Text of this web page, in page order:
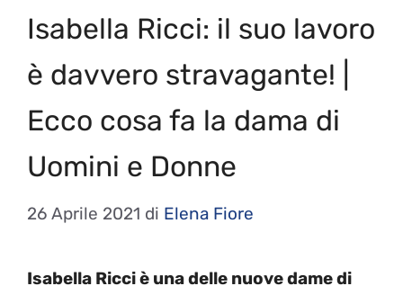
Isabella Ricci: il suo lavoro
è davvero stravagante! |
Ecco cosa fa la dama di
Uomini e Donne
26 Aprile 2021 di Elena Fiore
Isabella Ricci è una delle nuove dame di